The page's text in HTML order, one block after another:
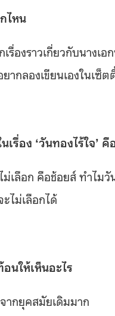
ไหน
งราวเกี่ยวกับนางเ
ากลองเขียนเองในเซ็ต
อง ‘วันทองไร้ใจ’ คื
เลือก คือช้อยส์ ทำไม
ไม่เลือกได้
นให้เห็นอะไร
ากยุคสมัยเดิมมาก